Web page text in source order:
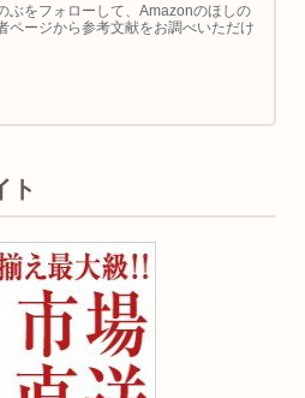
ぶをフォローして、Amazonのほしの
ページから参考文献をお調べいただけ
ト